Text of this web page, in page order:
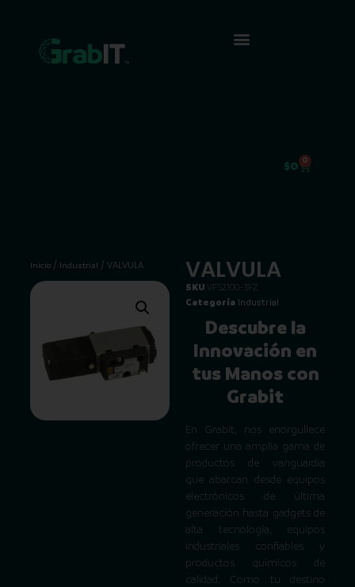
$0 0
Inicio/ Industrial / VALVULA VALVULA
SKU VFS2100-3FZ
Categoría Industrial
Descubre la
Innovación en
tus Manos con
Grabit
En Grabit, nos enorgullece
ofrecer una amplia gama de
productos de vanguardia
que abarcan desde equipos
electrónicos de última
generación hasta gadgets de
alta tecnología, equipos
industriales confiables y
productos químicos de
calidad. Como tu destino